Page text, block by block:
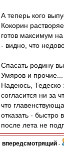
А теперь кого
Кокорин
готов максимум
- видно, что
Спасать родину
Умяров и прочие...
Надеюсь, Тедеско
согласится ни за
что
отказать - быстро
после лета не
впередсмотрящий -